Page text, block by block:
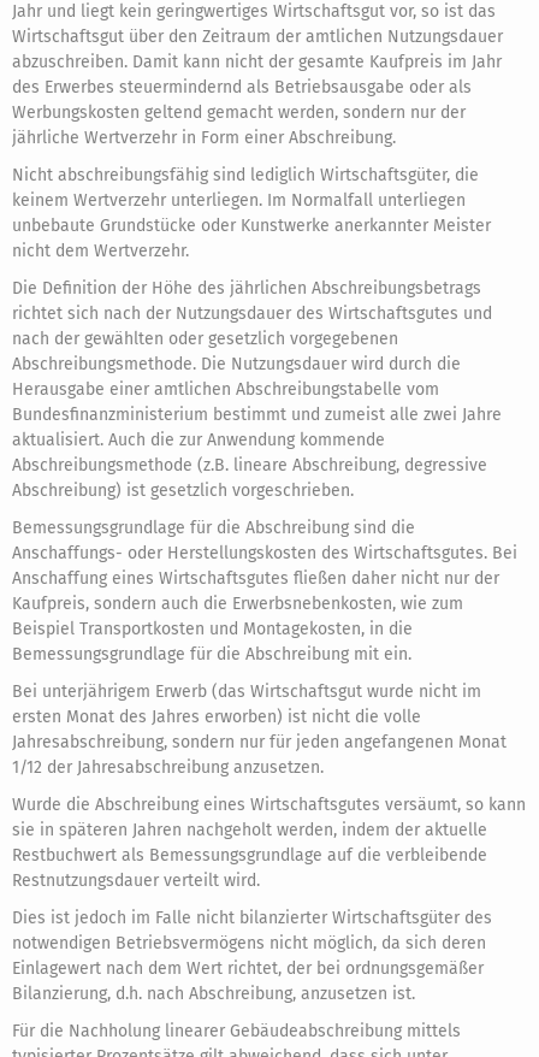
Jahr und liegt kein geringwertiges Wirtschaftsgut vor, so ist das
Wirtschaftsgut über den Zeitraum der amtlichen Nutzungsdauer
abzuschreiben. Damit kann nicht der gesamte Kaufpreis im Jahr
des Erwerbes steuermindernd als Betriebsausgabe oder als
Werbungskosten geltend gemacht werden, sondern nur der
jährliche Wertverzehr in Form einer Abschreibung.
Nicht abschreibungsfähig sind lediglich Wirtschaftsgüter, die
keinem Wertverzehr unterliegen. Im Normalfall unterliegen
unbebaute Grundstücke oder Kunstwerke anerkannter Meister
nicht dem Wertverzehr.
Die Definition der Höhe des jährlichen Abschreibungsbetrags
richtet sich nach der Nutzungsdauer des Wirtschaftsgutes und
nach der gewählten oder gesetzlich vorgegebenen
Abschreibungsmethode. Die Nutzungsdauer wird durch die
Herausgabe einer amtlichen Abschreibungstabelle vom
Bundesfinanzministerium bestimmt und zumeist alle zwei Jahre
aktualisiert. Auch die zur Anwendung kommende
Abschreibungsmethode (z.B. lineare Abschreibung, degressive
Abschreibung) ist gesetzlich vorgeschrieben.
Bemessungsgrundlage für die Abschreibung sind die
Anschaffungs- oder Herstellungskosten des Wirtschaftsgutes. Bei
Anschaffung eines Wirtschaftsgutes fließen daher nicht nur der
Kaufpreis, sondern auch die Erwerbsnebenkosten, wie zum
Beispiel Transportkosten und Montagekosten, in die
Bemessungsgrundlage für die Abschreibung mit ein.
Bei unterjährigem Erwerb (das Wirtschaftsgut wurde nicht im
ersten Monat des Jahres erworben) ist nicht die volle
Jahresabschreibung, sondern nur für jeden angefangenen Monat
1/12 der Jahresabschreibung anzusetzen.
Wurde die Abschreibung eines Wirtschaftsgutes versäumt, so kann
sie in späteren Jahren nachgeholt werden, indem der aktuelle
Restbuchwert als Bemessungsgrundlage auf die verbleibende
Restnutzungsdauer verteilt wird.
Dies ist jedoch im Falle nicht bilanzierter Wirtschaftsgüter des
notwendigen Betriebsvermögens nicht möglich, da sich deren
Einlagewert nach dem Wert richtet, der bei ordnungsgemäßer
Bilanzierung, d.h. nach Abschreibung, anzusetzen ist.
Für die Nachholung linearer Gebäudeabschreibung mittels